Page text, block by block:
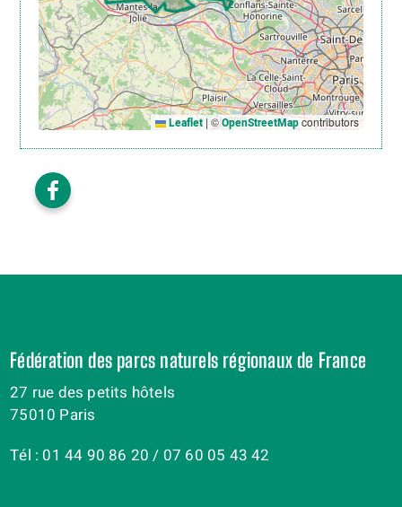
Leaflet | ©OpenStreetMapcontributors
Fédération des parcs naturels régionaux de France
27 rue des petits hôtels
75010 Paris
Tél : 01 44 90 86 20 / 07 60 05 43 42